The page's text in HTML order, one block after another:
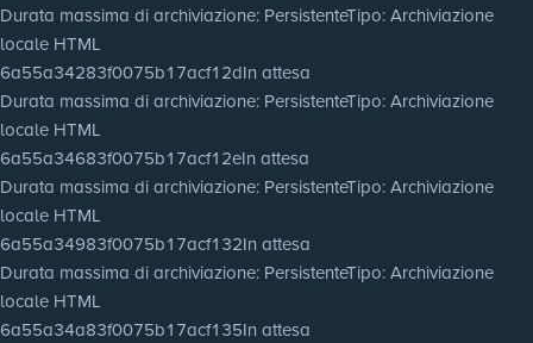
Durata massima di archiviazione: PersistenteTipo: Archiviazione
locale HTML
6a55a34283f0075b17acf12dIn attesa
Durata massima di archiviazione: PersistenteTipo: Archiviazione
locale HTML
6a55a34683f0075b17acf12eIn attesa
Durata massima di archiviazione: PersistenteTipo: Archiviazione
locale HTML
6a55a34983f0075b17acf132In attesa
Durata massima di archiviazione: PersistenteTipo: Archiviazione
locale HTML
6a55a34a83f0075b17acf135In attesa